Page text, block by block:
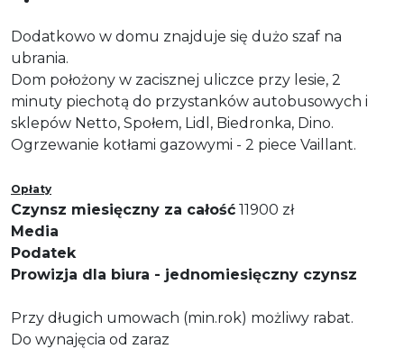
Dodatkowo w domu znajduje się dużo szaf na
ubrania.
Dom położony w zacisznej uliczce przy lesie, 2
minuty piechotą do przystanków autobusowych i
sklepów Netto, Społem, Lidl, Biedronka, Dino.
Ogrzewanie kotłami gazowymi - 2 piece Vaillant.
Opłaty
Czynsz miesięczny za całość 11900 zł
Media
Podatek
Prowizja dla biura - jednomiesięczny czynsz
Przy długich umowach (min.rok) możliwy rabat.
Do wynajęcia od zaraz